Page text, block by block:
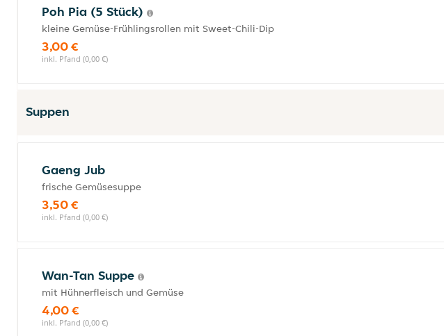
Poh Pia (5 Stück)
kleine Gemüse-Frühlingsrollen mit Sweet-Chili-Dip
3,00 €
inkl. Pfand (0,00 €)
Suppen
Gaeng Jub
frische Gemüsesuppe
3,50 €
inkl. Pfand (0,00 €)
Wan-Tan Suppe
mit Hühnerfleisch und Gemüse
4,00 €
inkl. Pfand (0,00 €)